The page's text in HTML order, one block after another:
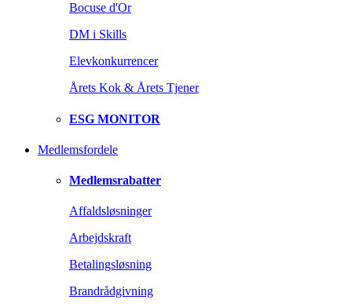
Bocuse d'Or
DM i Skills
Elevkonkurrencer
Årets Kok & Årets Tjener
ESG MONITOR
Medlemsfordele
Medlemsrabatter
Affaldsløsninger
Arbejdskraft
Betalingsløsning
Brandrådgivning